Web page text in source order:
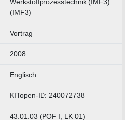
Werkstoffprozesstechnik (IMF3)
(IMF3)
Vortrag
2008
Englisch
KITopen-ID: 240072738
43.01.03 (POF I, LK 01)